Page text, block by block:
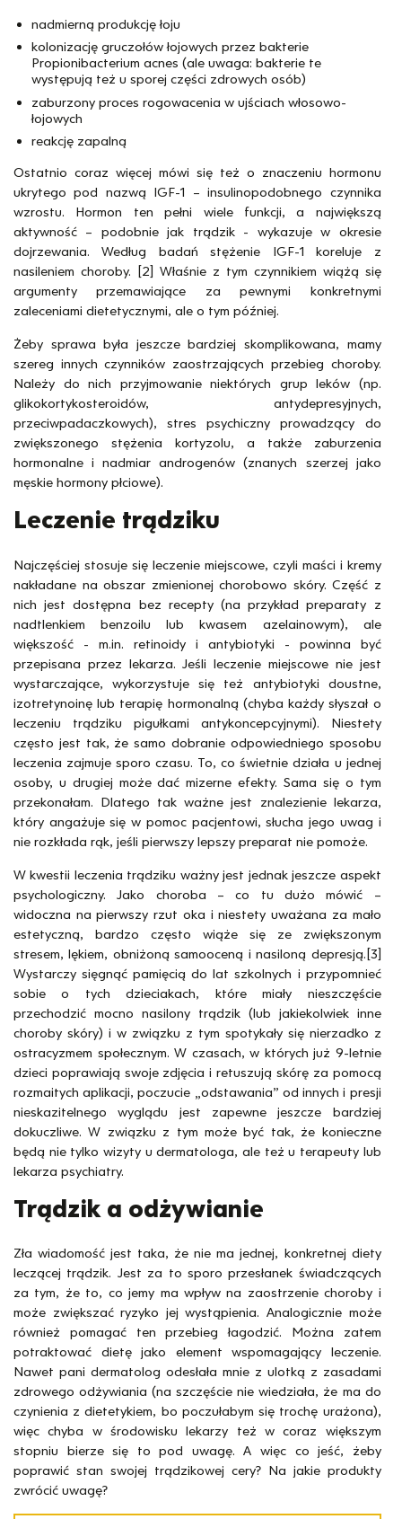
nadmierną produkcję łoju
kolonizację gruczołów łojowych przez bakterie
Propionibacterium acnes (ale uwaga: bakterie te
występują też u sporej części zdrowych osób)
zaburzony proces rogowacenia w ujściach włosowo-
łojowych
reakcję zapalną
Ostatnio coraz więcej mówi się też o znaczeniu hormonu
ukrytego pod nazwą IGF-1 – insulinopodobnego czynnika
wzrostu. Hormon ten pełni wiele funkcji, a największą
aktywność – podobnie jak trądzik - wykazuje w okresie
dojrzewania. Według badań stężenie IGF-1 koreluje z
nasileniem choroby. [2] Właśnie z tym czynnikiem wiążą się
argumenty przemawiające za pewnymi konkretnymi
zaleceniami dietetycznymi, ale o tym później.
Żeby sprawa była jeszcze bardziej skomplikowana, mamy
szereg innych czynników zaostrzających przebieg choroby.
Należy do nich przyjmowanie niektórych grup leków (np.
glikokortykosteroidów, antydepresyjnych,
przeciwpadaczkowych), stres psychiczny prowadzący do
zwiększonego stężenia kortyzolu, a także zaburzenia
hormonalne i nadmiar androgenów (znanych szerzej jako
męskie hormony płciowe).
Leczenie trądziku
Najczęściej stosuje się leczenie miejscowe, czyli maści i kremy
nakładane na obszar zmienionej chorobowo skóry. Część z
nich jest dostępna bez recepty (na przykład preparaty z
nadtlenkiem benzoilu lub kwasem azelainowym), ale
większość - m.in. retinoidy i antybiotyki - powinna być
przepisana przez lekarza. Jeśli leczenie miejscowe nie jest
wystarczające, wykorzystuje się też antybiotyki doustne,
izotretynoinę lub terapię hormonalną (chyba każdy słyszał o
leczeniu trądziku pigułkami antykoncepcyjnymi). Niestety
często jest tak, że samo dobranie odpowiedniego sposobu
leczenia zajmuje sporo czasu. To, co świetnie działa u jednej
osoby, u drugiej może dać mizerne efekty. Sama się o tym
przekonałam. Dlatego tak ważne jest znalezienie lekarza,
który angażuje się w pomoc pacjentowi, słucha jego uwag i
nie rozkłada rąk, jeśli pierwszy lepszy preparat nie pomoże.
W kwestii leczenia trądziku ważny jest jednak jeszcze aspekt
psychologiczny. Jako choroba – co tu dużo mówić –
widoczna na pierwszy rzut oka i niestety uważana za mało
estetyczną, bardzo często wiąże się ze zwiększonym
stresem, lękiem, obniżoną samooceną i nasiloną depresją.[3]
Wystarczy sięgnąć pamięcią do lat szkolnych i przypomnieć
sobie o tych dzieciakach, które miały nieszczęście
przechodzić mocno nasilony trądzik (lub jakiekolwiek inne
choroby skóry) i w związku z tym spotykały się nierzadko z
ostracyzmem społecznym. W czasach, w których już 9-letnie
dzieci poprawiają swoje zdjęcia i retuszują skórę za pomocą
rozmaitych aplikacji, poczucie „odstawania” od innych i presji
nieskazitelnego wyglądu jest zapewne jeszcze bardziej
dokuczliwe. W związku z tym może być tak, że konieczne
będą nie tylko wizyty u dermatologa, ale też u terapeuty lub
lekarza psychiatry.
Trądzik a odżywianie
Zła wiadomość jest taka, że nie ma jednej, konkretnej diety
leczącej trądzik. Jest za to sporo przesłanek świadczących
za tym, że to, co jemy ma wpływ na zaostrzenie choroby i
może zwiększać ryzyko jej wystąpienia. Analogicznie może
również pomagać ten przebieg łagodzić. Można zatem
potraktować dietę jako element wspomagający leczenie.
Nawet pani dermatolog odesłała mnie z ulotką z zasadami
zdrowego odżywiania (na szczęście nie wiedziała, że ma do
czynienia z dietetykiem, bo poczułabym się trochę urażona),
więc chyba w środowisku lekarzy też w coraz większym
stopniu bierze się to pod uwagę. A więc co jeść, żeby
poprawić stan swojej trądzikowej cery? Na jakie produkty
zwrócić uwagę?